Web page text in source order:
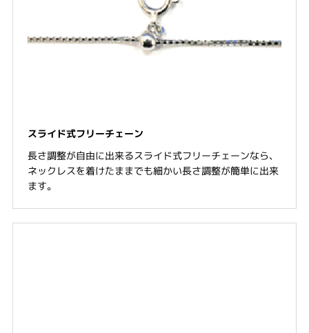
スライド式フリーチェーン
長さ調整が自由に出来るスライド式フリーチェーンなら、
ネックレスを着けたままでも細かい長さ調整が簡単に出来
ます。